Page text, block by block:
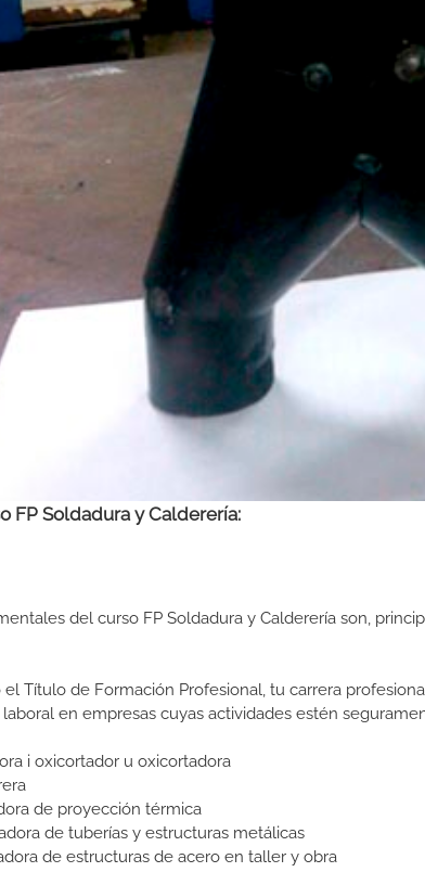
FP Soldadura y Calderería:
del curso FP Soldadura y Calderería son,
Título de Formación Profesional, tu carrera
en empresas cuyas actividades estén
i oxicortador u oxicortadora
de proyección térmica
de tuberías y estructuras metálicas
de estructuras de acero en taller y obra